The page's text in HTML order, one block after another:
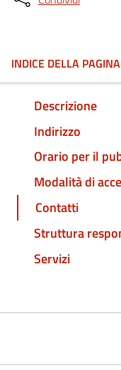
INDICE DELLA PAGINA
Descrizione
Indirizzo
Orario per il
Modalità di
Contatti
Struttura
Servizi